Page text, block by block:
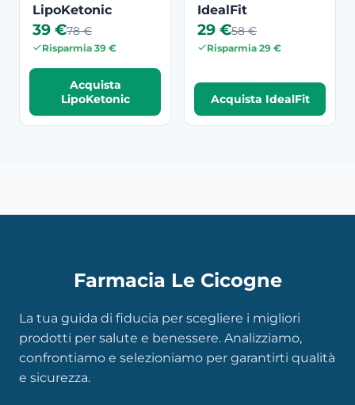
LipoKetonic
39 €78 €
Risparmia 39 €
Acquista
LipoKetonic
IdealFit
29 €58 €
Risparmia 29 €
Acquista IdealFit
Farmacia Le Cicogne
La tua guida di fiducia per scegliere i migliori
prodotti per salute e benessere. Analizziamo,
confrontiamo e selezioniamo per garantirti qualità
e sicurezza.